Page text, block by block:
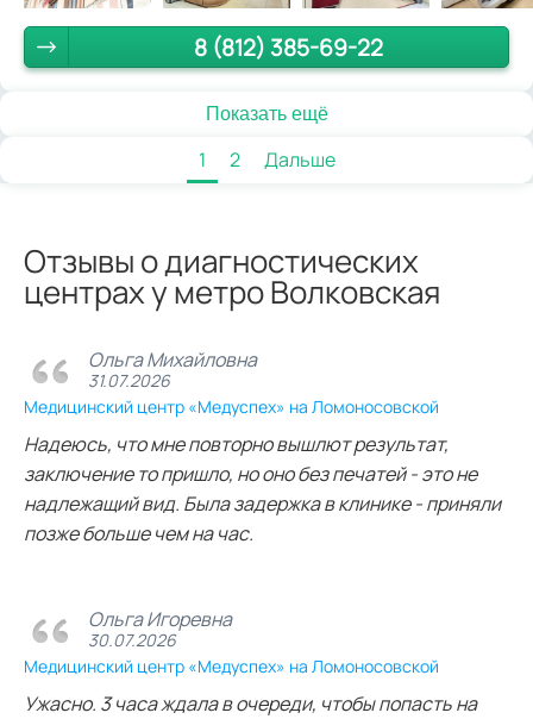
8 (812) 385-69-22
Показать ещё
1 2 Дальше
Отзывы о диагностических
центрах у метро Волковская
Ольга Михайловна
31.07.2026
Медицинский центр «Медуспех» на Ломоносовской
Надеюсь, что мне повторно вышлют результат,
заключение то пришло, но оно без печатей - это не
надлежащий вид. Была задержка в клинике - приняли
позже больше чем на час.
Ольга Игоревна
30.07.2026
Медицинский центр «Медуспех» на Ломоносовской
Ужасно. 3 часа ждала в очереди, чтобы попасть на